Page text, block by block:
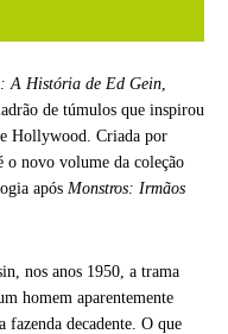
A História de Ed Gein
de túmulos que inspirou
Hollywood. Criada por
o novo volume da coleção
após Monstros: Irmãos
nos anos 1950, a trama
homem aparentemente
decadente. O que